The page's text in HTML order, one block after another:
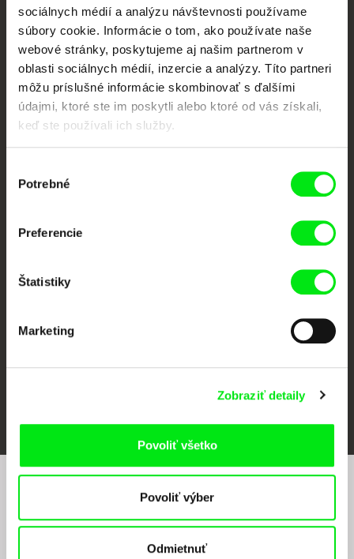
sociálnych médií a analýzu návštevnosti používame
súbory cookie. Informácie o tom, ako používate naše
webové stránky, poskytujeme aj našim partnerom v
oblasti sociálnych médií, inzercie a analýzy. Títo partneri
môžu príslušné informácie skombinovať s ďalšími
údajmi, ktoré ste im poskytli alebo ktoré od vás získali,
keď ste používali ich služby.
súhlasu
Potrebné
Preferencie
Štatistiky
Marketing
Zobraziť detaily
Povoliť všetko
Povoliť výber
Odmietnuť
Nové filmy každý týždeň
Portál DAFilms vznikol vďaka tvorivej spolupráci siedmich významných
európskych festivalov dokumentárneho filmu združených pod Doc Alliance.
Členovia Doc Alliance
DOK Leipzig
Visions du Réel
Chcete byť pravidelne informovaní o našom